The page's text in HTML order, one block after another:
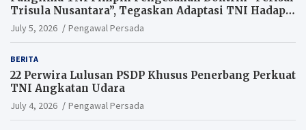
Trisula Nusantara”, Tegaskan Adaptasi TNI Hadapi
Perang Modern
July 5, 2026 Pengawal Persada
BERITA
22 Perwira Lulusan PSDP Khusus Penerbang Perkuat
TNI Angkatan Udara
July 4, 2026 Pengawal Persada